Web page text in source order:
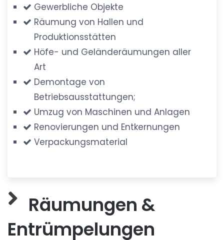
Gewerbliche Objekte
Räumung von Hallen und
Produktionsstätten
Höfe- und Geländeräumungen aller
Art
Demontage von
Betriebsausstattungen;
Umzug von Maschinen und Anlagen
Renovierungen und Entkernungen
Verpackungsmaterial
Räumungen &
Entrümpelungen